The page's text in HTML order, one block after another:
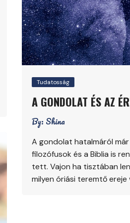
Tudatosság
A GONDOLAT ÉS AZ
By: Shina
A gondolat hatalmáról
filozófusok és a Biblia is
tett. Vajon ha tisztában
milyen óriási teremtő ereje